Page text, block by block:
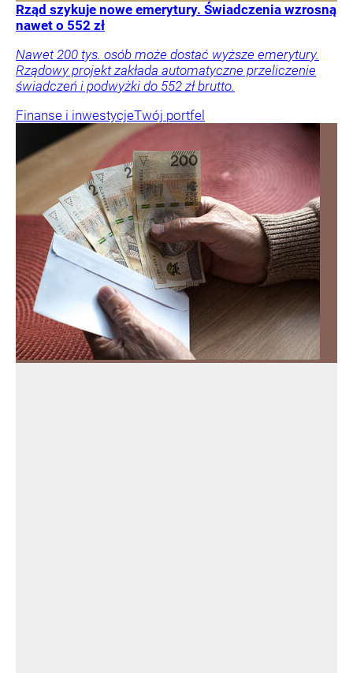
Rząd szykuje nowe emerytury. Świadczenia wzrosną
nawet o 552 zł
Nawet 200 tys. osób może dostać wyższe emerytury.
Rządowy projekt zakłada automatyczne przeliczenie
świadczeń i podwyżki do 552 zł brutto.
Finanse i inwestycjeTwój portfel